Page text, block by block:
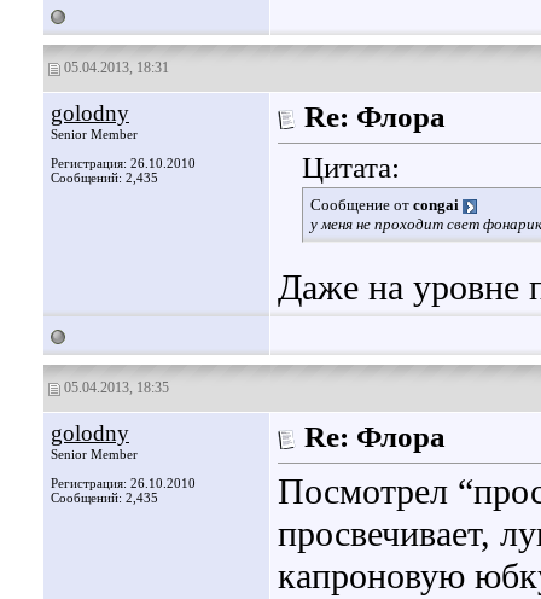
05.04.2013, 18:31
golodny
Senior Member
Регистрация: 26.10.2010
Сообщений: 2,435
Re: Флора
Цитата:
Сообщение от congai
у меня не проходит свет
Даже на уровне
05.04.2013, 18:35
golodny
Senior Member
Регистрация: 26.10.2010
Сообщений: 2,435
Re: Флора
Посмотрел
просвечивает,
капроновую